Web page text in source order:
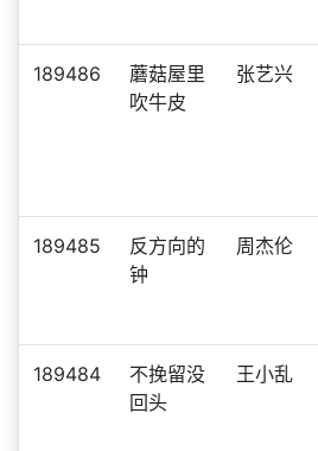
189486
蘑菇屋里
吹牛皮
张艺兴
189485
反方向的
钟
周杰伦
189484
不挽留没
回头
王小乱